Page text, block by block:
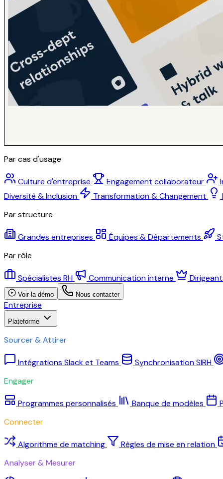
Par cas d'usage
Culture d'entreprise Engagement collaborateur
Diversité & Inclusion
Transformation & Changement
Par structure
Grandes entreprises Équipes & Départements
Par rôle
Spécialistes RH Communication interne
Voir la démo Nous contacter
Entreprise
Plateforme
Sourcer & Attirer
Intégrations Slack et Teams
Synchronisation SIRH
Engager
Programmes personnalisés Banque de modèles
Connecter
Algorithme de matching
Règles de mise en relation
Analyser & Mesurer